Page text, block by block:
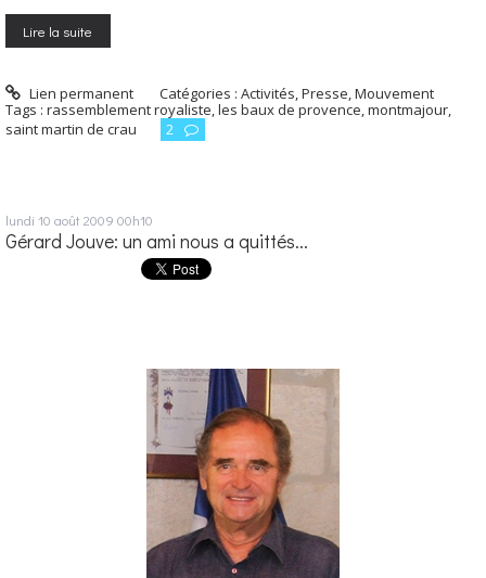
Lire la suite
Lien permanent Catégories :Activités, Presse, Mouvement
Tags : rassemblement royaliste,les baux de provence,montmajour,
saint martin de crau
2
lundi 10 août 2009 00h10
Gérard Jouve: un ami nous a quittés...